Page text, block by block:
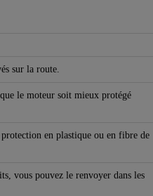
sur la route.
le moteur soit mieux protégé
en plastique ou en fibre de
vous pouvez le renvoyer dans les